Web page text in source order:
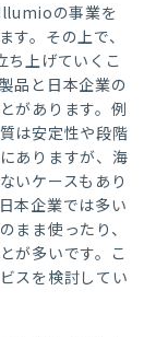
の事業を
す。その上で、
ち上げていくこ
品と日本企業の
があります。例
は安定性や段階
ありますが、海
いケースもあり
本企業では多い
まま使ったり、
が多いです。こ
スを検討してい